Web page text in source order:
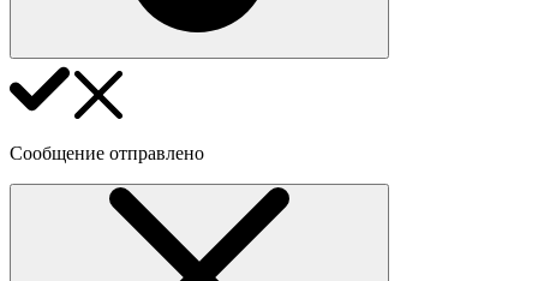
Сообщение отправлено